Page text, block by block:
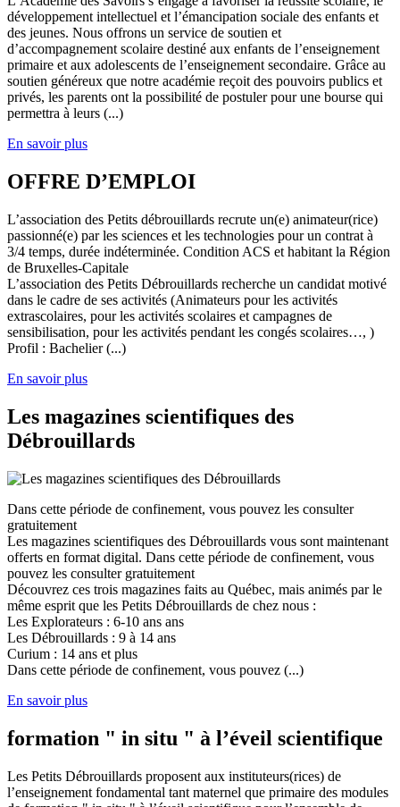
développement intellectuel et l’émancipation sociale des enfants et
des jeunes. Nous offrons un service de soutien et
d’accompagnement scolaire destiné aux enfants de l’enseignement
primaire et aux adolescents de l’enseignement secondaire. Grâce au
soutien généreux que notre académie reçoit des pouvoirs publics et
privés, les parents ont la possibilité de postuler pour une bourse qui
permettra à leurs (...)
En savoir plus
OFFRE D’EMPLOI
L’association des Petits débrouillards recrute un(e) animateur(rice)
passionné(e) par les sciences et les technologies pour un contrat à
3/4 temps, durée indéterminée. Condition ACS et habitant la Région
de Bruxelles-Capitale
L’association des Petits Débrouillards recherche un candidat motivé
dans le cadre de ses activités (Animateurs pour les activités
extrascolaires, pour les activités scolaires et campagnes de
sensibilisation, pour les activités pendant les congés scolaires…, )
Profil : Bachelier (...)
En savoir plus
Les magazines scientifiques des
Débrouillards
Dans cette période de confinement, vous pouvez les consulter
gratuitement
Les magazines scientifiques des Débrouillards vous sont maintenant
offerts en format digital. Dans cette période de confinement, vous
pouvez les consulter gratuitement
Découvrez ces trois magazines faits au Québec, mais animés par le
même esprit que les Petits Débrouillards de chez nous :
Les Explorateurs : 6-10 ans ans
Les Débrouillards : 9 à 14 ans
Curium : 14 ans et plus
Dans cette période de confinement, vous pouvez (...)
En savoir plus
formation " in situ " à l’éveil scientifique
Les Petits Débrouillards proposent aux instituteurs(rices) de
l’enseignement fondamental tant maternel que primaire des modules